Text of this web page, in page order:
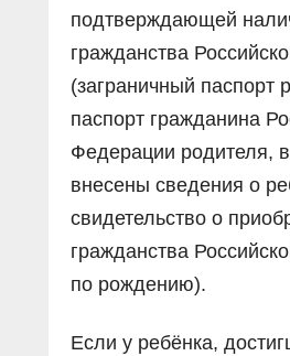
подтверждающей
гражданства
(заграничный паспорт
паспорт гражданина
Федерации родителя,
внесены сведения о
свидетельство о
гражданства
по рождению).
Если у ребёнка,